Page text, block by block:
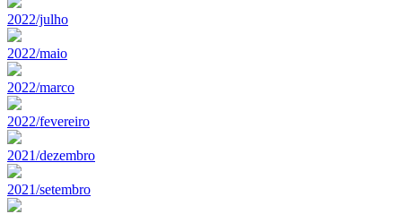
2022/julho
2022/maio
2022/marco
2022/fevereiro
2021/dezembro
2021/setembro